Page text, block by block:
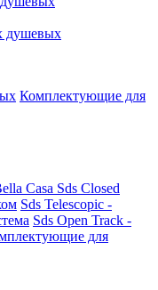
душевых
Комплектующие для
Casa Sds Closed
Sds Telescopic -
Sds Open Track -
для